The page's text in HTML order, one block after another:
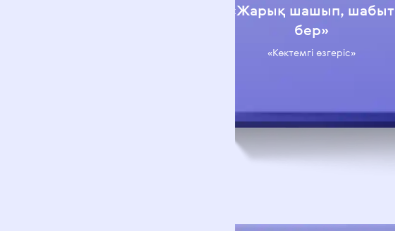
«Жарық шашып, шабыт
бер»
«Көктемгі өзгеріс»